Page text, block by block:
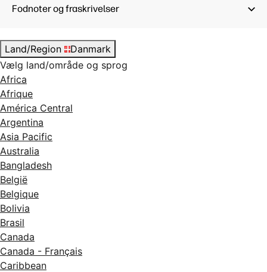
Fodnoter og fraskrivelser
Land/Region
Danmark
Vælg land/område og sprog
Africa
Afrique
América Central
Argentina
Asia Pacific
Australia
Bangladesh
België
Belgique
Bolivia
Brasil
Canada
Canada - Français
Caribbean